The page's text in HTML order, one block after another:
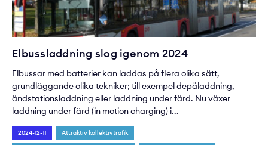
Elbussladdning slog igenom 2024
Elbussar med batterier kan laddas på flera olika sätt,
grundläggande olika tekniker; till exempel depåladdning,
ändstationsladdning eller laddning under färd. Nu växer
laddning under färd (in motion charging) i...
2024-12-11 Attraktiv kollektivtrafik